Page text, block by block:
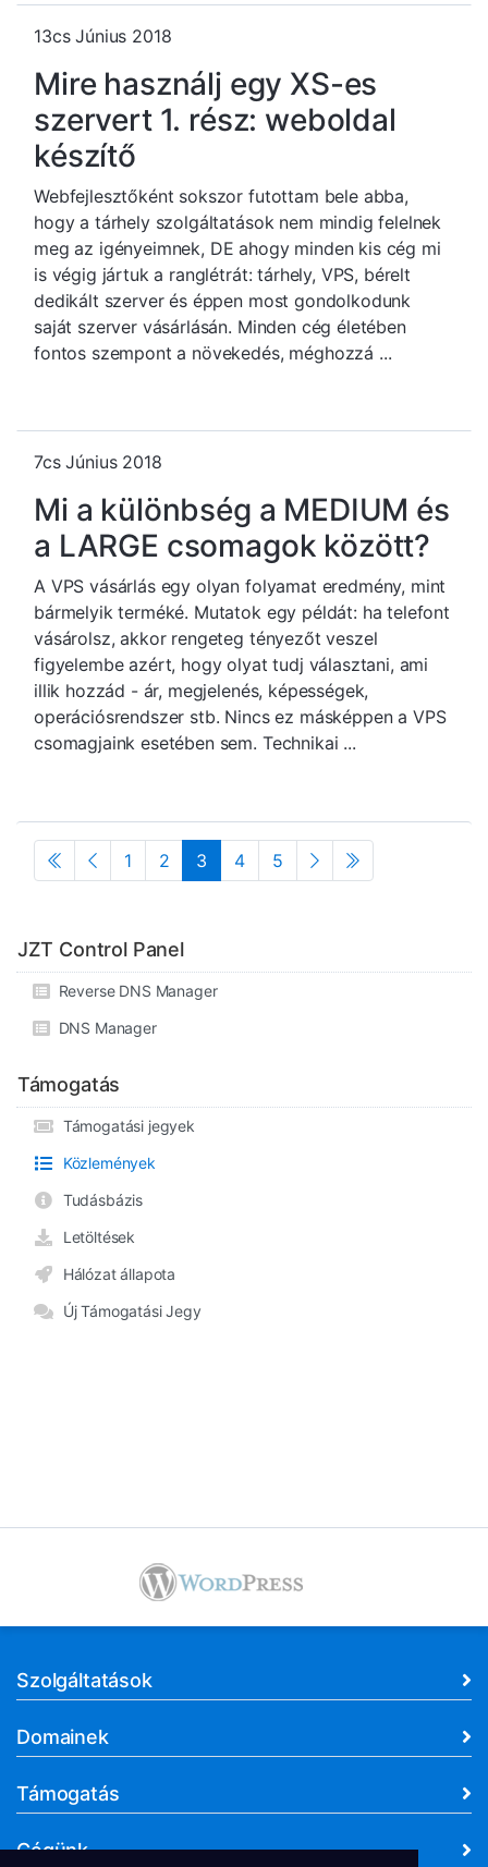
13cs Június 2018
Mire használj egy XS-es
szervert 1. rész: weboldal
készítő
Webfejlesztőként sokszor futottam bele abba,
hogy a tárhely szolgáltatások nem mindig felelnek
meg az igényeimnek, DE ahogy minden kis cég mi
is végig jártuk a ranglétrát: tárhely, VPS, bérelt
dedikált szerver és éppen most gondolkodunk
saját szerver vásárlásán. Minden cég életében
fontos szempont a növekedés, méghozzá ...
7cs Június 2018
Mi a különbség a MEDIUM és
a LARGE csomagok között?
A VPS vásárlás egy olyan folyamat eredmény, mint
bármelyik terméké. Mutatok egy példát: ha telefont
vásárolsz, akkor rengeteg tényezőt veszel
figyelembe azért, hogy olyat tudj választani, ami
illik hozzád - ár, megjelenés, képességek,
operációsrendszer stb. Nincs ez másképpen a VPS
csomagjaink esetében sem. Technikai ...
1 2 3 4 5
JZT Control Panel
Reverse DNS Manager
DNS Manager
Támogatás
Támogatási jegyek
Közlemények
Tudásbázis
Letöltések
Hálózat állapota
Új Támogatási Jegy
Szolgáltatások
Domainek
Támogatás
Cégünk